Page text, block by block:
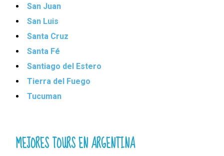
San Juan
San Luis
Santa Cruz
Santa Fé
Santiago del Estero
Tierra del Fuego
Tucuman
MEJORES TOURS EN ARGENTINA